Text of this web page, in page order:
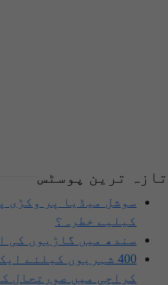
تازہ ترین پوسٹس
سوشل میڈیا پر وکڑی
کیلیے خطرہ؟
سندھ میں گاڑیوں کی
400 شہریوں کیلئے
کراچی میں صورتحال